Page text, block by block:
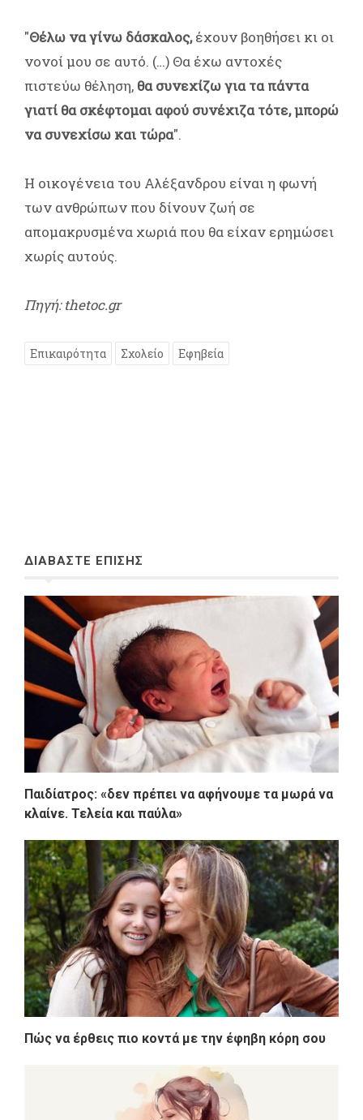
"Θέλω να γίνω δάσκαλος,έχουν βοηθήσει κι οι
νονοί μου σε αυτό. (…) Θα έχω αντοχές
πιστεύω θέληση, θα συνεχίζω για τα πάντα
γιατί θα σκέφτομαι αφού συνέχιζα τότε, μπορώ
να συνεχίσω και τώρα".
Η οικογένεια του Αλέξανδρου είναι η φωνή
των ανθρώπων που δίνουν ζωή σε
απομακρυσμένα χωριά που θα είχαν ερημώσει
χωρίς αυτούς.
Πηγή: thetoc.gr
Επικαιρότητα Σχολείο Εφηβεία
ΔΙΑΒΑΣΤΕ ΕΠΙΣΗΣ
Παιδίατρος: «δεν πρέπει να αφήνουμε τα μωρά να
κλαίνε. Τελεία και παύλα»
Πώς να έρθεις πιο κοντά με την έφηβη κόρη σου